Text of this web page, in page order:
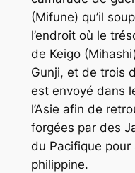
(Mifune) qu’il
l’endroit où le
de Keigo
Gunji, et de trois
est envoyé dans
l’Asie afin de
forgées par des
du Pacifique pour
philippine.